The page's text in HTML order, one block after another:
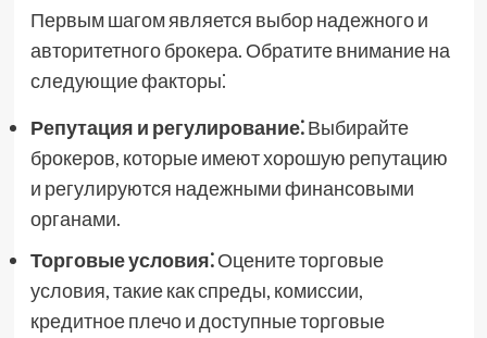
Первым шагом является выбор надежного и
авторитетного брокера. Обратите внимание на
следующие факторы⁚
Репутация и регулирование⁚Выбирайте
брокеров, которые имеют хорошую репутацию
и регулируются надежными финансовыми
органами.
Торговые условия⁚Оцените торговые
условия, такие как спреды, комиссии,
кредитное плечо и доступные торговые